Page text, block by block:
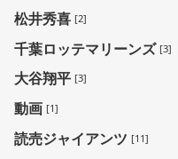
松井秀喜 [2]
千葉ロッテマリーンズ [3]
大谷翔平 [3]
動画 [1]
読売ジャイアンツ [11]